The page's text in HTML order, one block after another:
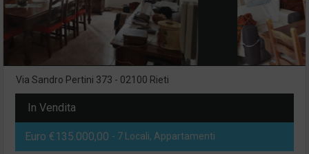
Via Sandro Pertini 373 - 02100 Rieti
In Vendita
Euro €135.000,00 - 7 Locali, Appartamenti